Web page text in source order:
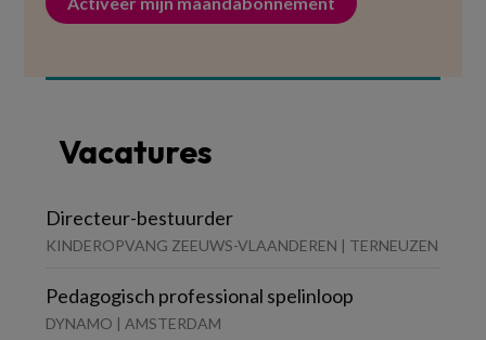
Vacatures
Directeur-bestuurder
KINDEROPVANG ZEEUWS-VLAANDEREN | TERNEUZEN
Pedagogisch professional spelinloop
DYNAMO | AMSTERDAM